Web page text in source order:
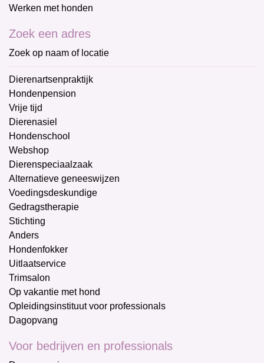
Werken met honden
Zoek een adres
Zoek op naam of locatie
Dierenartsenpraktijk
Hondenpension
Vrije tijd
Dierenasiel
Hondenschool
Webshop
Dierenspeciaalzaak
Alternatieve geneeswijzen
Voedingsdeskundige
Gedragstherapie
Stichting
Anders
Hondenfokker
Uitlaatservice
Trimsalon
Op vakantie met hond
Opleidingsinstituut voor professionals
Dagopvang
Voor bedrijven en professionals